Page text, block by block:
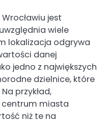
jest
wiele
lokalizacja odgrywa
danej
jedno z największych
dzielnice, które
przykład,
centrum miasta
niż te na